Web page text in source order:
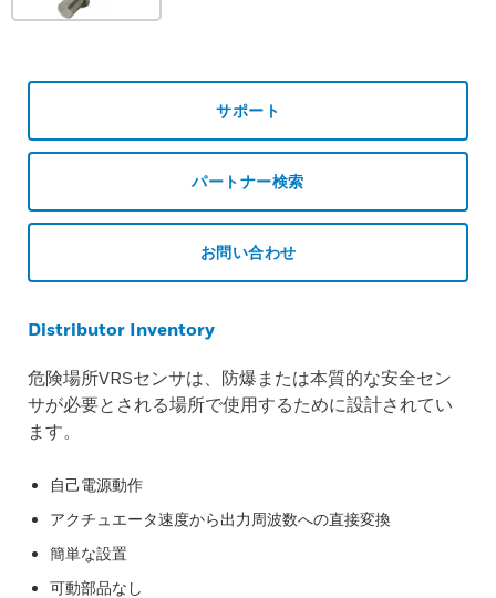
サポート
パートナー検索
お問い合わせ
Distributor Inventory
危険場所VRSセンサは、防爆または本質的な安全セン
サが必要とされる場所で使用するために設計されてい
ます。
自己電源動作
アクチュエータ速度から出力周波数への直接変換
簡単な設置
可動部品なし